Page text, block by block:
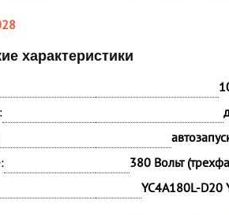
характеристики
380 Вольт
YC4A180L-D20